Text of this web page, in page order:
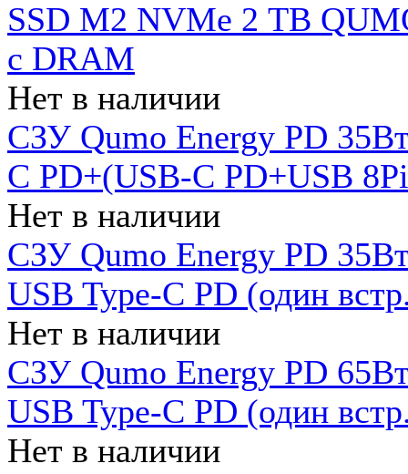
SSD M2 NVMe 2 ТB
c DRAM
Нет в наличии
СЗУ Qumo Energy PD
C PD+(USB-C PD+USB
Нет в наличии
СЗУ Qumo Energy PD
USB Type-C PD (один
Нет в наличии
СЗУ Qumo Energy PD
USB Type-C PD (один
Нет в наличии